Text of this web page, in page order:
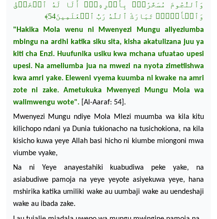
وَٱلنُّجُومَ
مُسَخَّرَٰتِۭ بِأَمۡرِهِۦٓۗ أَلَا لَهُ
ٱلۡخَلۡقُ
وَٱلۡأَمۡرُۗ تَبَارَكَ ٱللَّهُ رَبُّ ٱلۡعَٰلَمِينَ54 ﴾
"Hakika Mola wenu ni Mwenyezi Mungu
aliyeziumba
mbingu na ardhi katika sikusita, kisha akatulizana juu ya
kiticha Enzi. Huufunika usiku kwa mchana ufuatao upesi
upesi. Naameliumba jua na mwezi na nyota zimetiishwa
kwa amri yake. Eleweni vyema kuumba ni kwake na amri
zote ni zake. Ametukuka
Mwenyezi Mungu Mola wa
walimwengu wote".[Al-Aaraf: 54].
Mwenyezi Mungu ndiye Mola Mlezi muumba wa
kila kitu
kilichopo ndani ya Dunia tukionacho na tusichokiona, na kila
kisicho kuwa yeye Allah basi hicho ni kiumbe miongoni mwa
viumbe vyake,
Na ni Yeye anayestahiki kuabudiwa peke yake, na
asiabudiwe pamoja na yeye yeyote asiyekuwa yeye, hana
mshirika katika umiliki wake au uumbaji wake au uendeshaji
wake au ibada zake.